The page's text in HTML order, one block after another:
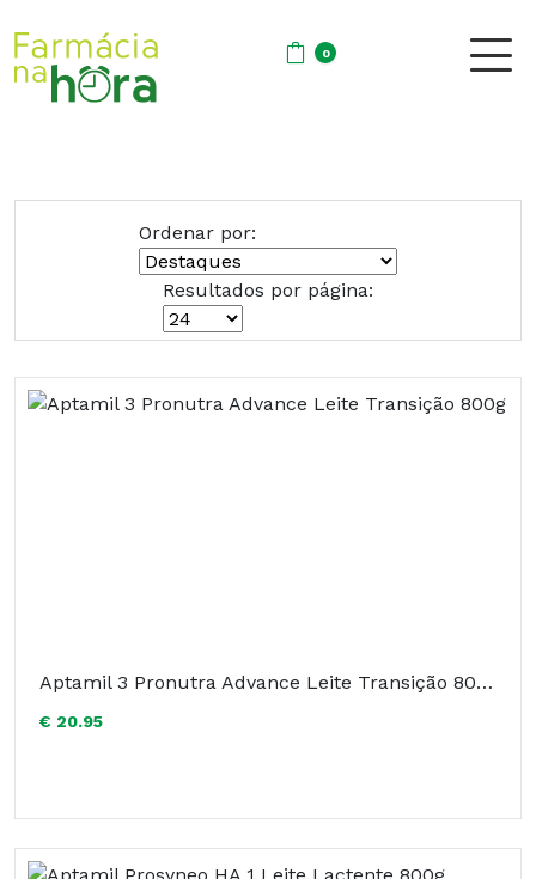
0
Ordenar por:
Resultados por página:
Aptamil 3 Pronutra Advance Leite Transição 800g
€ 20.95